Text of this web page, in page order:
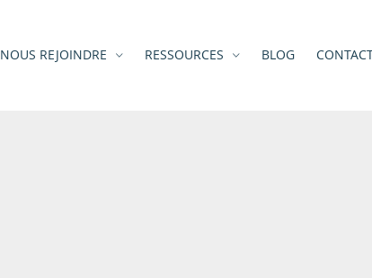
NOUS REJOINDRE RESSOURCES BLOG